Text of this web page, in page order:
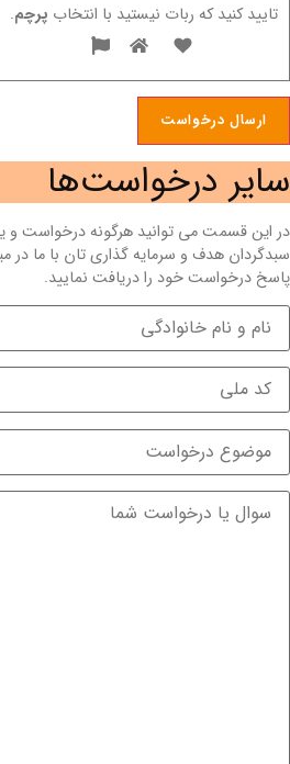
تایید کنید که ربات نیستید با انتخاب پرچم.
سایر درخواست‌ها
در این قسمت می توانید هرگونه درخواست و
سبدگردان هدف و سرمایه گذاری تان با ما در
پاسخ درخواست خود را دریافت نمایید.